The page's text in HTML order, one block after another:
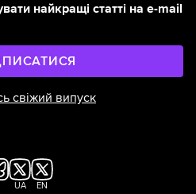
найкращі статті на e-mail
свіжий випуск
UA EN